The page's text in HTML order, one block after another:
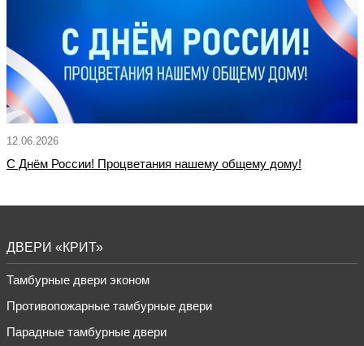
12.06.2026
С Днём России! Процветания нашему общему дому!
ДВЕРИ «КРИТ»
Тамбурные двери эконом
Противопожарные тамбурные двери
Парадные тамбурные двери